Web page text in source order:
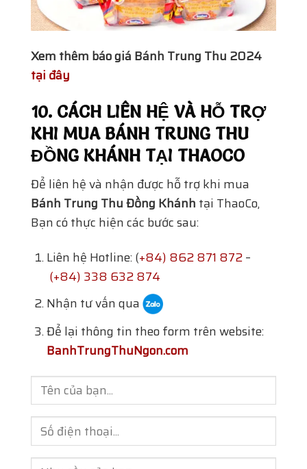
Xem thêm báo giá Bánh Trung Thu 2024
tại đây
10. CÁCH LIÊN HỆ VÀ HỖ TRỢ
KHI MUA BÁNH TRUNG THU
ĐỒNG KHÁNH TẠI THAOCO
Để liên hệ và nhận được hỗ trợ khi mua
Bánh Trung Thu Đồng Khánh tại ThaoCo,
Bạn có thực hiện các bước sau:
Liên hệ Hotline: (+84) 862 871 872–
(+84) 338 632 874
Nhận tư vấn qua
Để lại thông tin theo form trên website:
BanhTrungThuNgon.com